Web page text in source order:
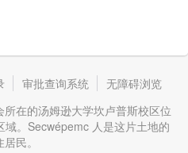
审批查询系统
无障碍浏览
在的汤姆逊大学坎卢普斯校区位
域。Secwépemc 人是这片土地的
民。